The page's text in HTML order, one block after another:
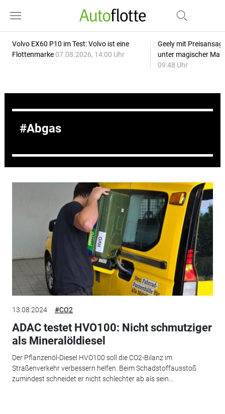
Volvo EX60 P10 im Test: Volvo ist eine
Flottenmarke 07.08.2026, 14:00 Uhr
Geely mit
unter magischer
09:48 Uhr
Abgas
13.08.2024 #CO2
ADAC testet HVO100: Nicht schmutziger
als Mineralöldiesel
Der Pflanzenöl-Diesel HVO100 soll die CO2-Bilanz im
Straßenverkehr verbessern helfen. Beim Schadstoffausstoß
zumindest schneidet er nicht schlechter ab als sein...